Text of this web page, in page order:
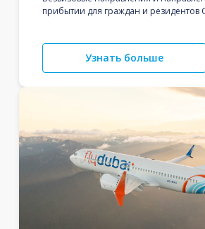
прибытии для граждан и резидентов
Узнать больше